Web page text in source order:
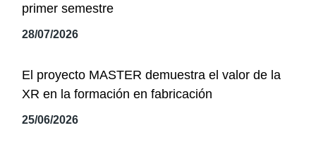
primer semestre
28/07/2026
El proyecto MASTER demuestra el valor de la
XR en la formación en fabricación
25/06/2026